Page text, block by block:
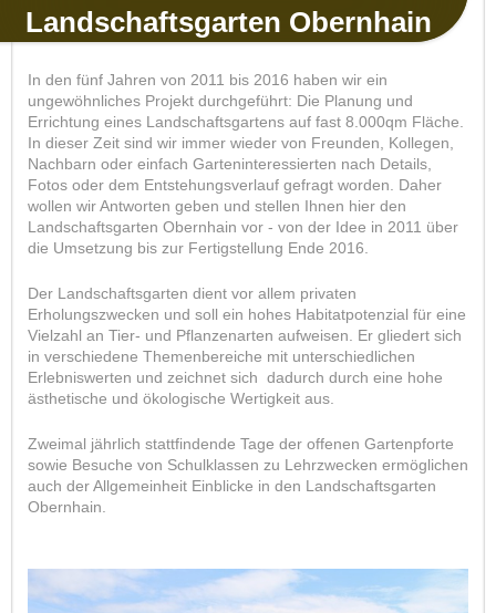
Landschaftsgarten Obernhain
In den fünf Jahren von 2011 bis 2016 haben wir ein
ungewöhnliches Projekt durchgeführt: Die Planung und
Errichtung eines Landschaftsgartens auf fast 8.000qm Fläche.
In dieser Zeit sind wir immer wieder von Freunden, Kollegen,
Nachbarn oder einfach Garteninteressierten nach Details,
Fotos oder dem Entstehungsverlauf gefragt worden. Daher
wollen wir Antworten geben und stellen Ihnen hier den
Landschaftsgarten Obernhain vor - von der Idee in 2011 über
die Umsetzung bis zur Fertigstellung Ende 2016.
Der Landschaftsgarten dient vor allem privaten
Erholungszwecken und soll ein hohes Habitatpotenzial für eine
Vielzahl an Tier- und Pflanzenarten aufweisen. Er gliedert sich
in verschiedene Themenbereiche mit unterschiedlichen
Erlebniswerten und zeichnet sich dadurch durch eine hohe
ästhetische und ökologische Wertigkeit aus.
Zweimal jährlich stattfindende Tage der offenen Gartenpforte
sowie Besuche von Schulklassen zu Lehrzwecken ermöglichen
auch der Allgemeinheit Einblicke in den Landschaftsgarten
Obernhain.